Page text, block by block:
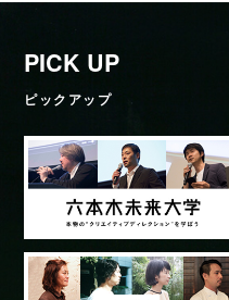
PICK UP
ピックアップ